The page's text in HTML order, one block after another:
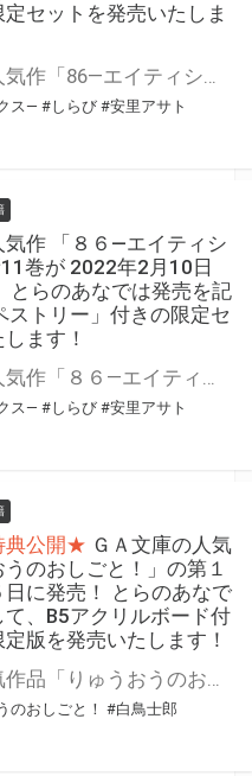
セットを発売いたしま
電撃文庫の大人気作「86―エイティシックス―」シリーズ刊行5周年を記念し、ねんどろいど付き特装版が2023年2月10日に発売が決定！ とらのあなでは発売を記念して「ピンズ」付きの限定セットを発売いたします！ 是非この機会にお買い求めください！
ス― #しらび #安里アサト
気作 「８６―エイティシ
巻が 2022年2月10日
とらのあなでは発売を記
ストリー」付きの限定セ
ます！
電撃文庫の大人気作「８６―エイティシックス―」最新11巻が 2022年2月10日（木）に発売！ とらのあなでは発売を記念して「B2タペストリー付き限定セット」を発売いたします。 是非この機会にお買い求めください！ ※発売日が下記の通り変更になります。ご了承ください。 2021年12月10日（金） ⇒ 2022年2月10日（木）
ス― #しらび #安里アサト
典公開★ ＧＡ文庫の人気
のおしごと！」の第１
日に発売！ とらのあなで
、B5アクリルボード付
版を発売いたします！
ＧＡ文庫の人気作品「りゅうおうのおしごと！」の第１５巻が９月１５日に発売！ とらのあなでは発売を記念して「B5アクリルボード」付きとらのあな限定版を発売いたします。 とらのあな限定版の数は限られていますので是非お早めにお求めください！
のおしごと！ #白鳥士郎